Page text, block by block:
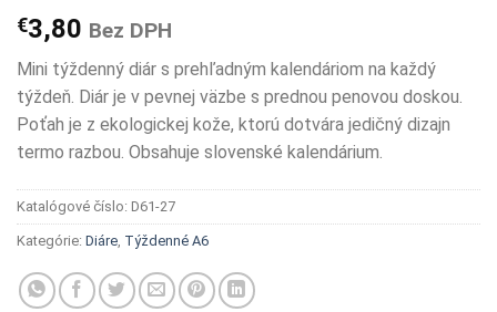
€3,80 Bez DPH
Mini týždenný diár s prehľadným kalendáriom na každý
týždeň. Diár je v pevnej väzbe s prednou penovou doskou.
Poťah je z ekologickej kože, ktorú dotvára jedičný dizajn
termo razbou. Obsahuje slovenské kalendárium.
Katalógové číslo: D61-27
Kategórie: Diáre Týždenné A6